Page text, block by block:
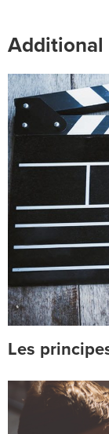
Additional
Les